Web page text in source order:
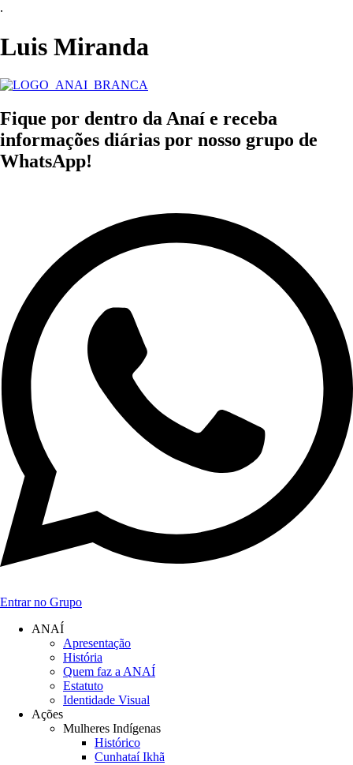
.
Luis Miranda
Fique por dentro da Anaí e receba
informações diárias por nosso grupo de
WhatsApp!
Entrar no Grupo
ANAÍ
Apresentação
História
Quem faz a ANAÍ
Estatuto
Identidade Visual
Ações
Mulheres Indígenas
Histórico
Cunhataí Ikhã